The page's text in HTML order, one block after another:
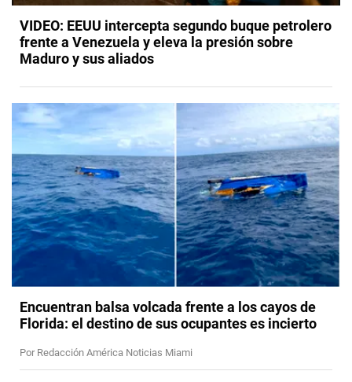
VIDEO: EEUU intercepta segundo buque petrolero
frente a Venezuela y eleva la presión sobre
Maduro y sus aliados
Encuentran balsa volcada frente a los cayos de
Florida: el destino de sus ocupantes es incierto
Por Redacción América Noticias Miami